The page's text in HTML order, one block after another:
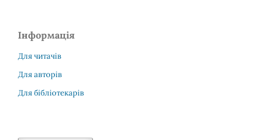
Інформація
Для читачів
Для авторів
Для бібліотекарів